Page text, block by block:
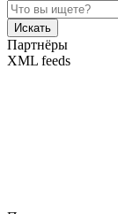
Искать
Партнёры
XML feeds